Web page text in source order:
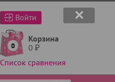
Войти
0
Корзина
0 ₽
Список сравнения